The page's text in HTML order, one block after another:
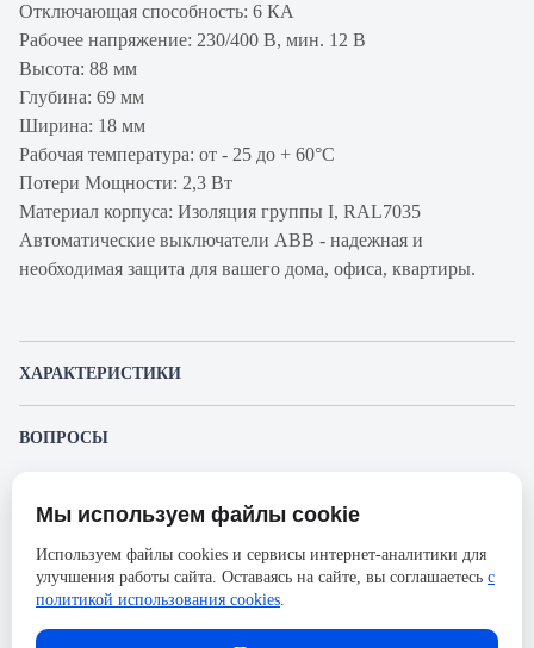
Отключающая способность: 6 КА
Рабочее напряжение: 230/400 В, мин. 12 В
Высота: 88 мм
Глубина: 69 мм
Ширина: 18 мм
Рабочая температура: от - 25 до + 60°С
Потери Мощности: 2,3 Вт
Материал корпуса: Изоляция группы I, RAL7035
Автоматические выключатели ABB - надежная и
необходимая защита для вашего дома, офиса, квартиры.
ХАРАКТЕРИСТИКИ
Производитель
Серия
S200
Номинальный ток
Напряжение, В
230
ВОПРОСЫ
Пожалуйста, авторизуйтесь, чтобы иметь
возможность оставлять вопросы.
Представленные изображения и характеристики могут отличаться от реального
без предварительного уведомления. Компания АйДистрибьют не несёт
ответственности в случае не соответствия текущей модели товаров фотографиям,
размещённым в карточке товара.
Мы используем файлы cookie
Используем файлы cookies и сервисы интернет-аналитики для
улучшения работы сайта. Оставаясь на сайте, вы соглашаетесь с
политикой использования cookies.